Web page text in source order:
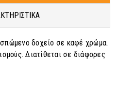
δοχείο σε καφέ χρώμα.
Διατίθεται σε διάφορες